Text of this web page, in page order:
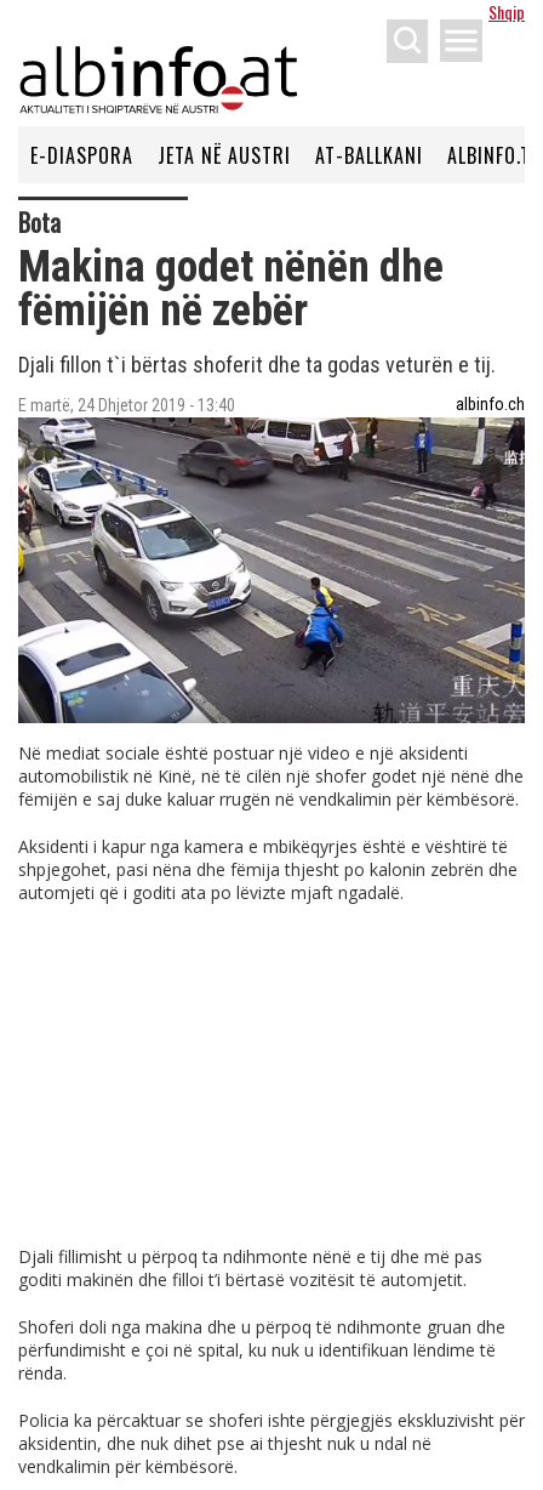
Shqip
menu
E-DIASPORA JETA NË AUSTRI AT-BALLKANI ALBINFO.TV
Bota
Makina godet nënën dhe
fëmijën në zebër
Djali fillon t`i bërtas shoferit dhe ta godas veturën e tij.
E martë, 24 Dhjetor 2019 - 13:40 albinfo.ch
Në mediat sociale është postuar një video e një aksidenti
automobilistik në Kinë, në të cilën një shofer godet një nënë dhe
fëmijën e saj duke kaluar rrugën në vendkalimin për këmbësorë.
Aksidenti i kapur nga kamera e mbikëqyrjes është e vështirë të
shpjegohet, pasi nëna dhe fëmija thjesht po kalonin zebrën dhe
automjeti që i goditi ata po lëvizte mjaft ngadalë.
Djali fillimisht u përpoq ta ndihmonte nënë e tij dhe më pas
goditi makinën dhe filloi t’i bërtasë vozitësit të automjetit.
Shoferi doli nga makina dhe u përpoq të ndihmonte gruan dhe
përfundimisht e çoi në spital, ku nuk u identifikuan lëndime të
rënda.
Policia ka përcaktuar se shoferi ishte përgjegjës ekskluzivisht për
aksidentin, dhe nuk dihet pse ai thjesht nuk u ndal në
vendkalimin për këmbësorë.